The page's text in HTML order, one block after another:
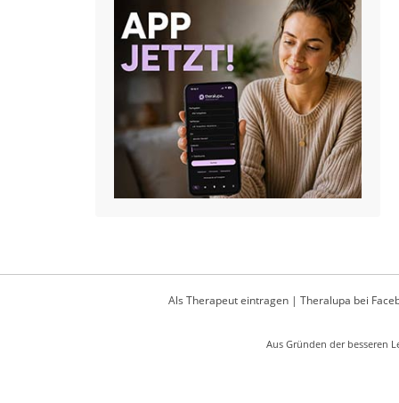
Als Therapeut eintragen| Theralupa bei
Aus Gründen der besseren